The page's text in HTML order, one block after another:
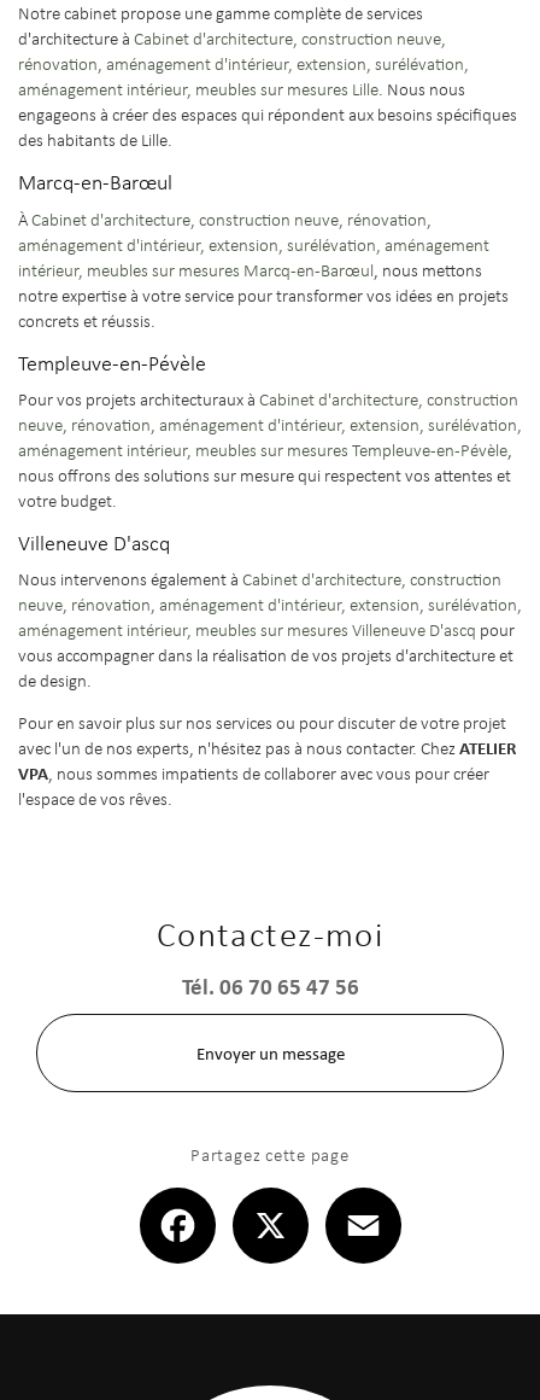
Notre cabinet propose une gamme complète de services
d'architecture à Cabinet d'architecture, construction neuve,
rénovation, aménagement d'intérieur, extension, surélévation,
aménagement intérieur, meubles sur mesures Lille. Nous nous
engageons à créer des espaces qui répondent aux besoins spécifiques
des habitants de Lille.
Marcq-en-Barœul
ÀCabinet d'architecture, construction neuve, rénovation,
aménagement d'intérieur, extension, surélévation, aménagement
intérieur, meubles sur mesures Marcq-en-Barœul , nous mettons
notre expertise à votre service pour transformer vos idées en projets
concrets et réussis.
Templeuve-en-Pévèle
Pour vos projets architecturaux à Cabinet d'architecture, construction
neuve, rénovation, aménagement d'intérieur, extension, surélévation,
aménagement intérieur, meubles sur mesures Templeuve-en-Pévèle,
nous offrons des solutions sur mesure qui respectent vos attentes et
votre budget.
Villeneuve D'ascq
Nous intervenons également à Cabinet d'architecture, construction
neuve, rénovation, aménagement d'intérieur, extension, surélévation,
aménagement intérieur, meubles sur mesures Villeneuve D'ascq pour
vous accompagner dans la réalisation de vos projets d'architecture et
de design.
Pour en savoir plus sur nos services ou pour discuter de votre projet
avec l'un de nos experts, n'hésitez pas à nous contacter. ChezATELIER
VPA, nous sommes impatients de collaborer avec vous pour créer
l'espace de vos rêves.
Contactez-moi
Tél.06 70 65 47 56
Envoyer un message
Partagez cette page
Facebook